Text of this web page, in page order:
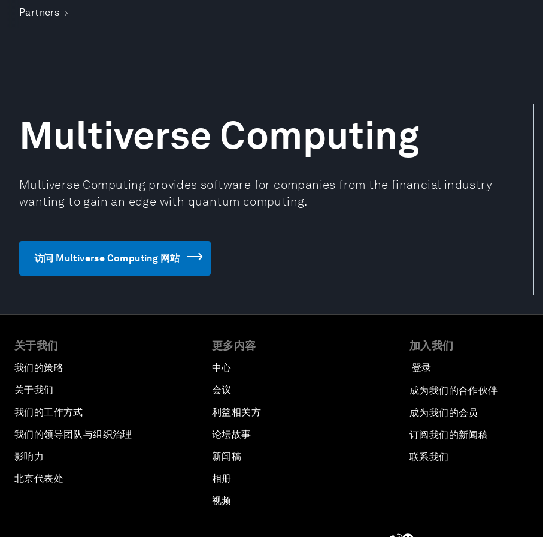
Partners
Multiverse Computing
Multiverse Computing provides software for companies from the financial industry
wanting to gain an edge with quantum computing.
访问 Multiverse Computing 网站
关于我们
我们的策略
关于我们
我们的工作方式
我们的领导团队与组织治理
影响力
北京代表处
更多内容
中心
会议
利益相关方
论坛故事
新闻稿
相册
视频
加入我们
登录
成为我们的合作伙伴
成为我们的会员
订阅我们的新闻稿
联系我们